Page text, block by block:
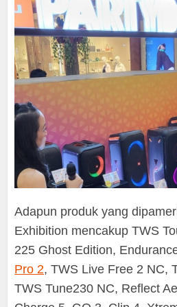
Adapun produk yang
Exhibition mencakup TWS
225 Ghost Edition,
Pro 2, TWS Live Free 2 NC,
TWS Tune230 NC, Reflect